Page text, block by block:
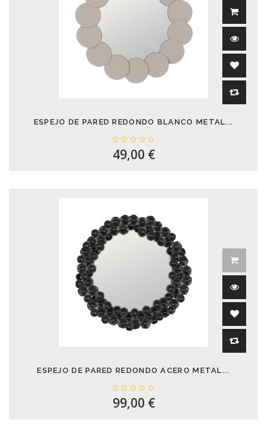
ESPEJO DE PARED REDONDO BLANCO METAL...
49,00 €
ESPEJO DE PARED REDONDO ACERO METAL...
99,00 €